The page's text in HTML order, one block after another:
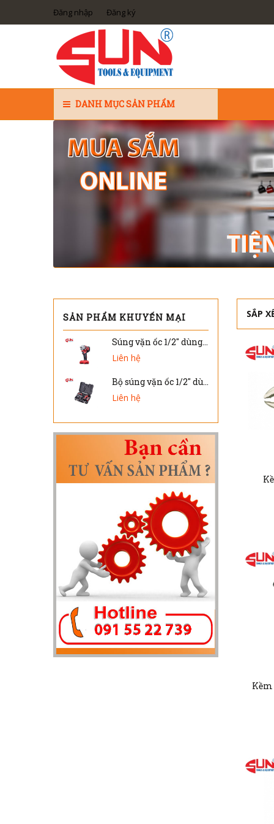
Đăng nhập Đăng ký
DANH MỤC SẢN PHẨM
SẮP
Kềm
SẢN PHẨM KHUYẾN MẠI
Súng vặn ốc 1/2" dùng pin DW-404 ( Chỉ thân máy )
Liên hệ
Bộ súng vặn ốc 1/2" dùng pin DW-401V
Liên hệ